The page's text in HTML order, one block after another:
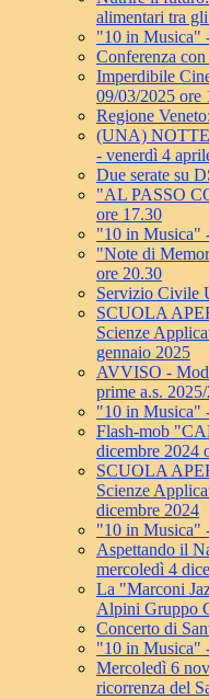
alimentari tra
"10 in Musica"
Conferenza
Imperdibile
09/03/2025 ore
Regione
(UNA)
- venerdì 4
Due serate su
"AL PASSO
ore 17.30
"10 in Musica"
"Note di
ore 20.30
Servizio Civile
SCUOLA
Scienze
gennaio 2025
AVVISO -
prime a.s.
"10 in Musica"
Flash-mob
dicembre 2024
SCUOLA
Scienze
dicembre 2024
"10 in Musica"
Aspettando il
mercoledì 4
La "Marconi
Alpini Gruppo
Concerto di
"10 in Musica"
Mercoledì 6
ricorrenza del